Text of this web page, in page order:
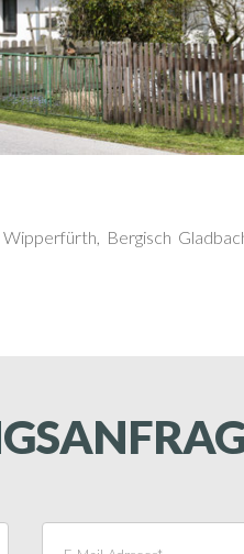
Bergisch